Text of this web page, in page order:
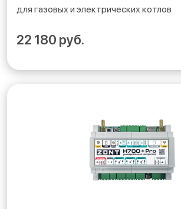
для газовых и электрических котлов
22 180 руб.